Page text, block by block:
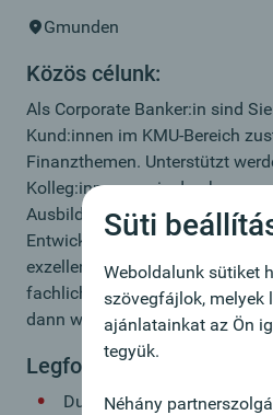
Gmunden
Közös célunk:
Als Corporate Banker:in sind
Kund:innen im KMU-Bereich
Finanzthemen. Unterstützt
Kolleg:innen sowie durch
Ausbildungsprogramm,
Entwicklungsmöglichkeiten
exzellente Dienstleistungen
fachliche als auch soziale
dann werden Sie Teil des
Legfontosabb feladatok:
Durch den Aufbau und die
Süti
Weboldalunk sütiket
szövegfájlok, melyek
ajánlatainkat az Ön
tegyük.
Néhány